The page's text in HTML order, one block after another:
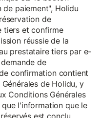
paiement", Holidu
de
tiers et confirme
réussie de la
prestataire tiers par e-
de
confirmation contient
de Holidu, y
Conditions Générales
l'information que le